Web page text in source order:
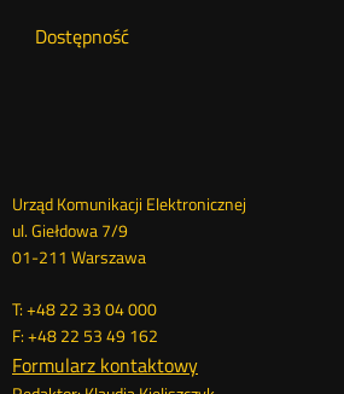
Dostępność
Dane
kontaktowe
Urząd Komunikacji Elektronicznej
ul. Giełdowa 7/9
01-211 Warszawa
T: +48 22 33 04 000
F: +48 22 53 49 162
Formularz kontaktowy